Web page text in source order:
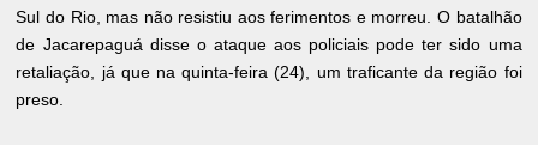
Sul do Rio, mas não resistiu aos ferimentos e morreu. O batalhão
de Jacarepaguá disse o ataque aos policiais pode ter sido uma
retaliação, já que na quinta-feira (24), um traficante da região foi
preso.